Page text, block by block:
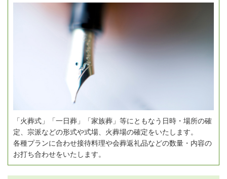
「火葬式」「一日葬」「家族葬」等にともなう日時・場所の確
定、宗派などの形式や式場、火葬場の確定をいたします。
各種プランに合わせ接待料理や会葬返礼品などの数量・内容の
お打ち合わせをいたします。